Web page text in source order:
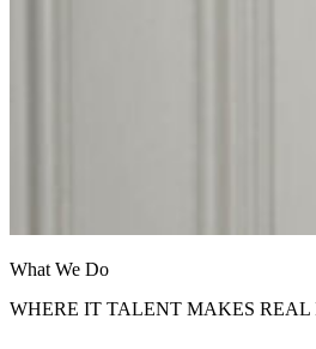
What We Do
WHERE IT TALENT MAKES REAL